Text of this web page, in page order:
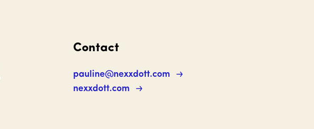
Contact
pauline@nexxdott.com
nexxdott.com